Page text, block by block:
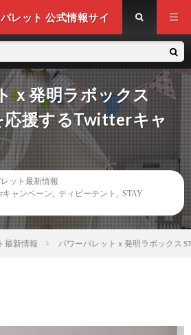
レット 公式情報サイ
ｘ発明ラボックス
応援するTwitterキャ
ット最新情報
キャンペーン ティピーテント
STAY
最新情報 パワーパレットｘ発明ラボックス